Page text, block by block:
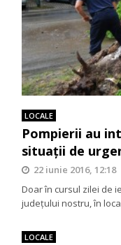
LOCALE
Pompierii au
situaţii de
22 iunie 2016, 12:18
Doar în cursul zilei de
judeţului nostru, în
LOCALE